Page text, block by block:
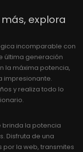
más, explora
incomparable con
última generación
la máxima potencia,
impresionante.
y realiza todo lo
brinda la potencia
Disfruta de una
la web, transmites